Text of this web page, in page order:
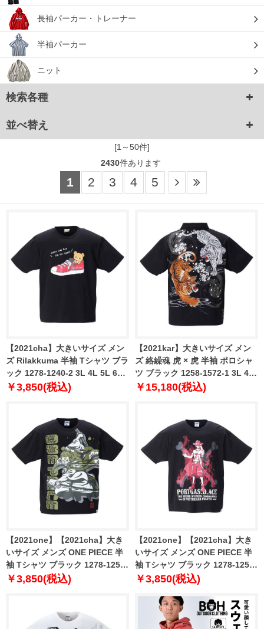
長袖パーカー・トレーナー
半袖パーカー
ニット
検索各種
並べ替え
[1～50件]
2430件あります
1 2 3 4 5
【2021cha】大きいサイズ メン
ズ Rilakkuma 半袖 Tシャツ ブラ
ック 1278-1240-2 3L 4L 5L 6L
8L
￥3,850(税込)
【2021kar】大きいサイズ メン
ズ 絡繰魂 虎 × 虎 半袖 ポロシャ
ツ ブラック 1258-1572-1 3L 4L
5L 6L
￥15,180(税込)
【2021one】【2021cha】大き
いサイズ メンズ ONE PIECE 半
袖 Tシャツ ブラック 1278-1251-
2 3L 4L 5L 6L 8L
￥3,850(税込)
【2021one】【2021cha】大き
いサイズ メンズ ONE PIECE 半
袖 Tシャツ ブラック 1278-1253-
2 3L 4L 5L 6L 8L
￥3,850(税込)